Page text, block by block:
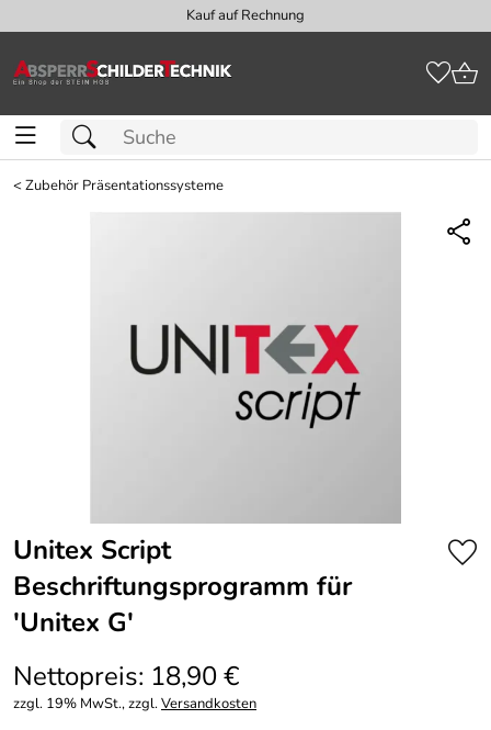
Kauf auf Rechnung
<Zubehör Präsentationssysteme
Unitex Script
Beschriftungsprogramm für
′Unitex G′
Nettopreis: 18,90 €
zzgl. 19% MwSt., zzgl.Versandkosten